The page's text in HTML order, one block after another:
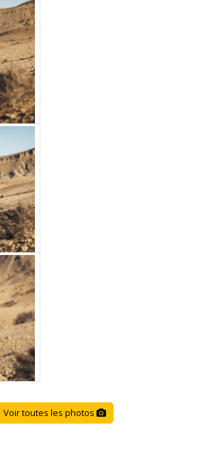
Voir toutes les photos